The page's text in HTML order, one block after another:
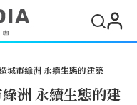
城市綠洲 永續生態的建築
洲 永續生態的建